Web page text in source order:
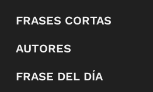
FRASES CORTAS
AUTORES
FRASE DEL DÍA